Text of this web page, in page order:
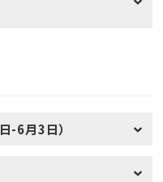
-6月3日）